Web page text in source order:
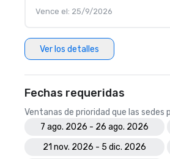
Vence el: 25/9/2026
Ver los detalles
Fechas requeridas
Ventanas de prioridad que las
7 ago. 2026 - 26 ago. 2026
21 nov. 2026 - 5 dic. 2026